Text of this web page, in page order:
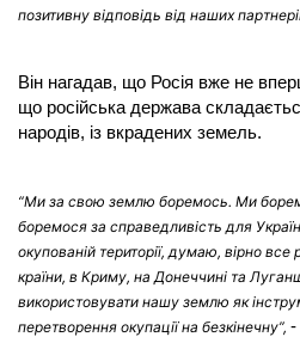
позитивну відповідь від наших
Він нагадав, що Росія вже не
що російська держава
народів, із вкрадених земель.
“Ми за свою землю боремось. Ми
боремося за справедливість для
окупованій території, думаю, вірно все
країни, в Криму, на Донеччині та
використовувати нашу землю як
перетворення окупації на безкінечну”, -